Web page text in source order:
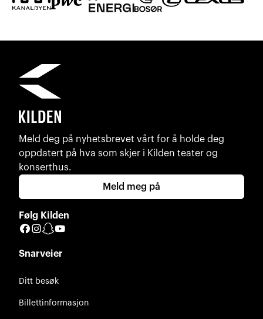
Meld deg på nyhetsbrevet vårt for å holde deg
oppdatert på hva som skjer i Kilden teater og
konserthus.
Meld meg på
Følg Kilden
Facebook
Instagram
Snapchat
Snarveier
Ditt besøk
Billettinformasjon